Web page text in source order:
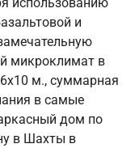
и
микроклимат в
м., суммарная
в самые
дом по
в Шахты в